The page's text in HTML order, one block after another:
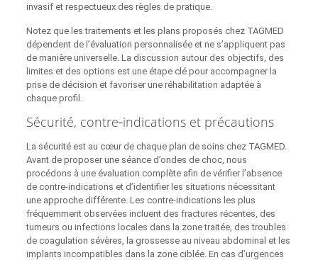
invasif et respectueux des règles de pratique.
Notez que les traitements et les plans proposés chez TAGMED
dépendent de l’évaluation personnalisée et ne s’appliquent pas
de manière universelle. La discussion autour des objectifs, des
limites et des options est une étape clé pour accompagner la
prise de décision et favoriser une réhabilitation adaptée à
chaque profil.
Sécurité, contre‑indications et précautions
La sécurité est au cœur de chaque plan de soins chez TAGMED.
Avant de proposer une séance d’ondes de choc, nous
procédons à une évaluation complète afin de vérifier l’absence
de contre‑indications et d’identifier les situations nécessitant
une approche différente. Les contre‑indications les plus
fréquemment observées incluent des fractures récentes, des
tumeurs ou infections locales dans la zone traitée, des troubles
de coagulation sévères, la grossesse au niveau abdominal et les
implants incompatibles dans la zone ciblée. En cas d’urgences